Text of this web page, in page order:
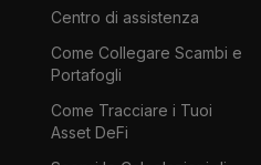
Centro di assistenza
Come Collegare Scambi e
Portafogli
Come Tracciare i Tuoi
Asset DeFi